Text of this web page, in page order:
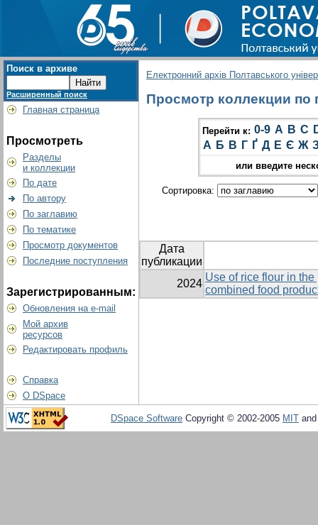
Поиск в архиве
Расширенный поиск
Главная страница
Просмотреть
Разделы
и коллекции
По дате
По автору
По заглавию
По тематике
Просмотр документов
Последние поступления
Зарегистрированным:
Обновления на e-mail
Мой архив
ресурсов
Редактировать профиль
Справка
О DSpace
Електронний архів Полтавського
Просмотр коллекции по
Перейти к: 0-9 A B C
А Б В Г Ґ Д Е Є Ж
или введите
Сортировка:
Дата
публикации
2024
Use of rice flour in
combined food
DSpace Software Copyright © 2002-2005 MIT